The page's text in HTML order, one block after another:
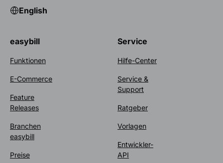
English
easybill
Funktionen
E-Commerce
Feature
Releases
Branchen
easybill
Preise
Service
Hilfe-Center
Service &
Support
Ratgeber
Vorlagen
Entwickler-
API